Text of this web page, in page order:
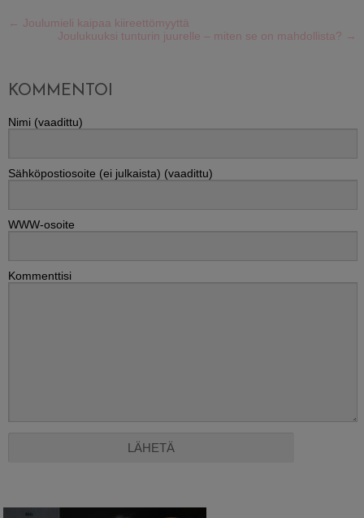
← Joulumieli kaipaa kiireettömyyttä
Joulukuuksi tunturin juurelle – miten se on mahdollista? →
KOMMENTOI
Nimi (vaadittu)
Sähköpostiosoite (ei julkaista) (vaadittu)
WWW-osoite
Kommenttisi